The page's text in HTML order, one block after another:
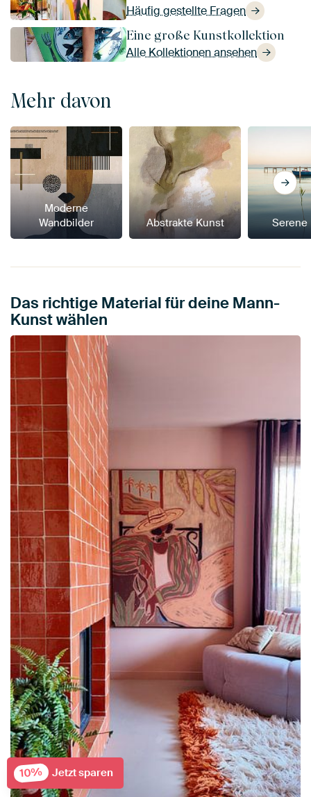
Häufig gestellte Fragen
Eine große Kunstkollektion
Alle Kollektionen ansehen
Mehr davon
Moderne
Wandbilder
Abstrakte Kunst Serene
Das richtige Material für deine Mann-
Kunst wählen
10% Jetzt sparen